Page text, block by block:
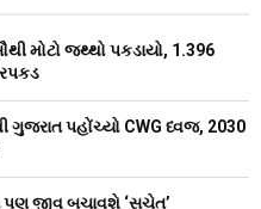
C
મોટો જથ્થો પકડાયો, 1.396
ગુજરાત પહોંચ્યો CWG ધ્વજ, 2030
પણ જીવ બચાવશે ‘સચેત’